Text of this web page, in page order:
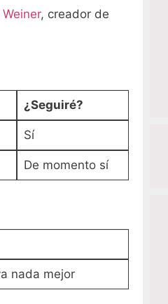
, creador de
¿Seguiré?
Sí
De momento sí
nada mejor